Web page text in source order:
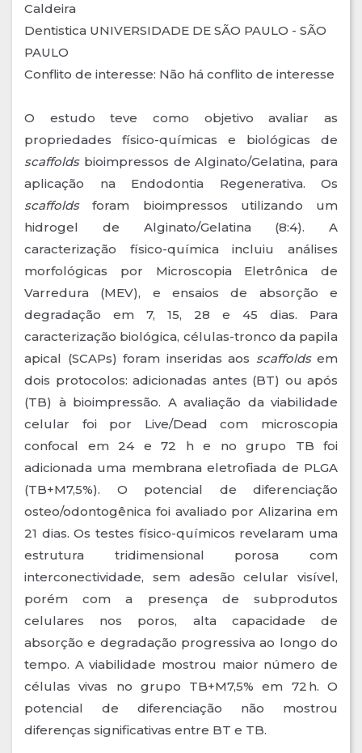
Caldeira
Dentistica UNIVERSIDADE DE SÃO PAULO - SÃO
PAULO
Conflito de interesse: Não há conflito de interesse
O estudo teve como objetivo avaliar as
propriedades físico-químicas e biológicas de
scaffolds bioimpressos de Alginato/Gelatina, para
aplicação na Endodontia Regenerativa. Os
scaffoldsforam bioimpressos utilizando um
hidrogel de Alginato/Gelatina (8:4). A
caracterização físico-química incluiu análises
morfológicas por Microscopia Eletrônica de
Varredura (MEV), e ensaios de absorção e
degradação em 7, 15, 28 e 45 dias. Para
caracterização biológica, células-tronco da papila
apical (SCAPs) foram inseridas aos scaffolds em
dois protocolos: adicionadas antes (BT) ou após
(TB) à bioimpressão. A avaliação da viabilidade
celular foi por Live/Dead com microscopia
confocal em 24 e 72 h e no grupo TB foi
adicionada uma membrana eletrofiada de PLGA
(TB+M7,5%). O potencial de diferenciação
osteo/odontogênica foi avaliado por Alizarina em
21 dias. Os testes físico-químicos revelaram uma
estrutura tridimensional porosa com
interconectividade, sem adesão celular visível,
porém com a presença de subprodutos
celulares nos poros, alta capacidade de
absorção e degradação progressiva ao longo do
tempo. A viabilidade mostrou maior número de
células vivas no grupo TB+M7,5% em 72 h. O
potencial de diferenciação não mostrou
diferenças significativas entre BT e TB.